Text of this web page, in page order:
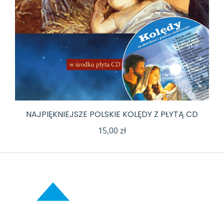
NAJPIĘKNIEJSZE POLSKIE KOLĘDY Z PŁYTĄ CD
15,00 zł